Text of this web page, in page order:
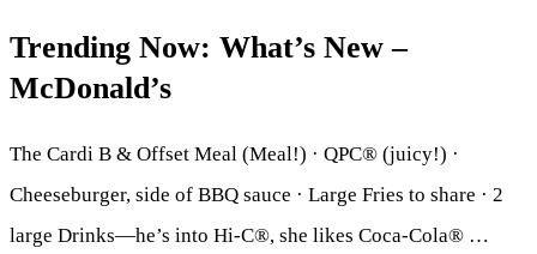
Trending Now: What’s New –
McDonald’s
The Cardi B & Offset Meal (Meal!) · QPC® (juicy!) ·
Cheeseburger, side of BBQ sauce · Large Fries to share · 2
large Drinks—he’s into Hi-C®, she likes Coca-Cola® …